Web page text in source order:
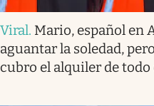
Viral. Mario, español en
aguantar la soledad,
cubro el alquiler de todo